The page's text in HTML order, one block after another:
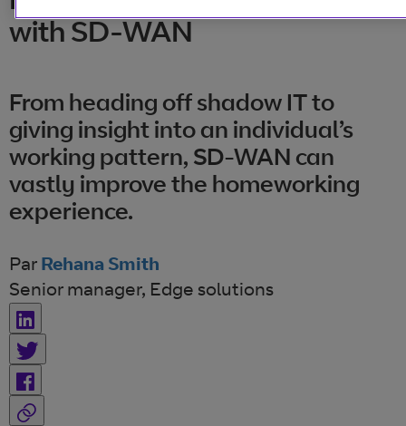
with SD-WAN
From heading off shadow IT to
giving insight into an individual’s
working pattern, SD-WAN can
vastly improve the homeworking
experience.
Par Rehana Smith
Senior manager, Edge solutions